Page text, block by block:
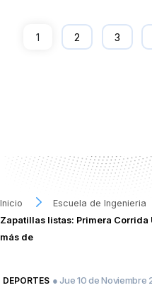
1 2 3
Inicio
Escuela de Ingenieria
Zapatillas listas: Primera Corrida
más de
DEPORTES ● Jue 10 de Noviembre